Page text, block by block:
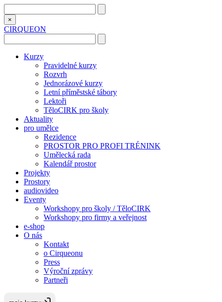
×
CIRQUEON
Kurzy
Pravidelné kurzy
Rozvrh
Jednorázové kurzy
Letní příměstské tábory
Lektoři
TěloCIRK pro školy
Aktuality
pro umělce
Rezidence
PROSTOR PRO PROFI TRÉNINK
Umělecká rada
Kalendář prostor
Projekty
Prostory
audiovideo
Eventy
Workshopy pro školy / TěloCIRK
Workshopy pro firmy a veřejnost
e-shop
O nás
Kontakt
o Cirqueonu
Press
Výroční zprávy
Partneři